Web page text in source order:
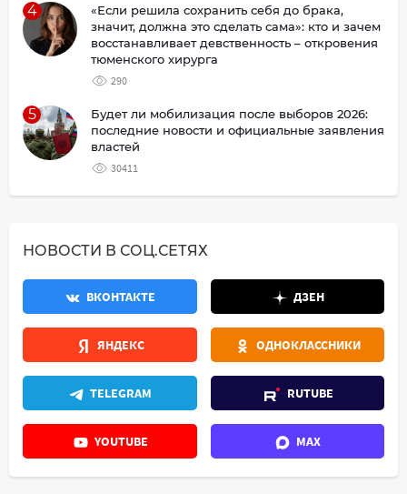
4
«Если решила сохранить себя до брака,
значит, должна это сделать сама»: кто и зачем
восстанавливает девственность – откровения
тюменского хирурга
290
5
Будет ли мобилизация после выборов 2026:
последние новости и официальные заявления
властей
30411
НОВОСТИ В СОЦ.СЕТЯХ
ВКОНТАКТЕ ДЗЕН
ЯНДЕКС ОДНОКЛАССНИКИ
TELEGRAM RUTUBE
YOUTUBE MAX